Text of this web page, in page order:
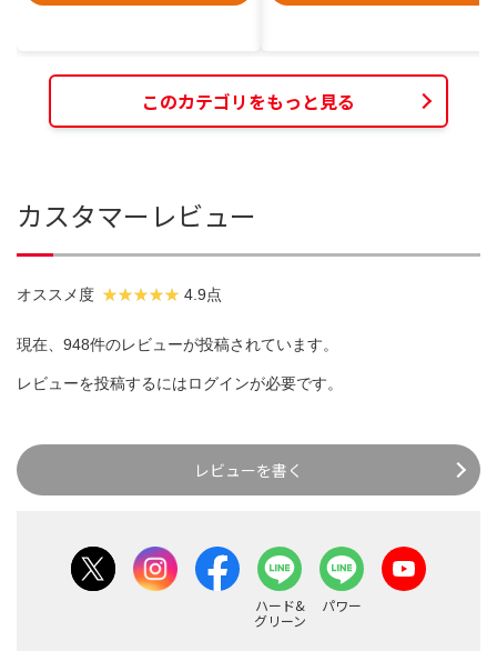
このカテゴリをもっと見る
カスタマーレビュー
オススメ度 4.9点
現在、948件のレビューが投稿されています。
レビューを投稿するにはログインが必要です。
レビューを書く
ハード&
グリーン
パワー